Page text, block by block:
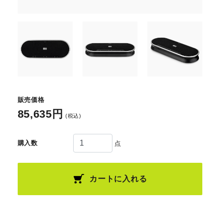
販売価格
85,635円 (税込)
購入数 点
カートに入れる